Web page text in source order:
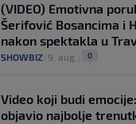
(VIDEO) Emotivna
Šerifović Bosancima i
nakon spektakla u
SHOWBIZ 9. aug. 0
Video koji budi
objavio najbolje